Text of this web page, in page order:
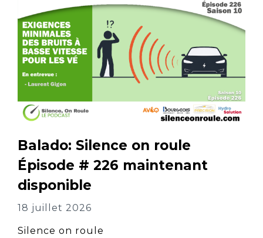
Balado: Silence on roule
Épisode # 226 maintenant
disponible
18 juillet 2026
Silence on roule